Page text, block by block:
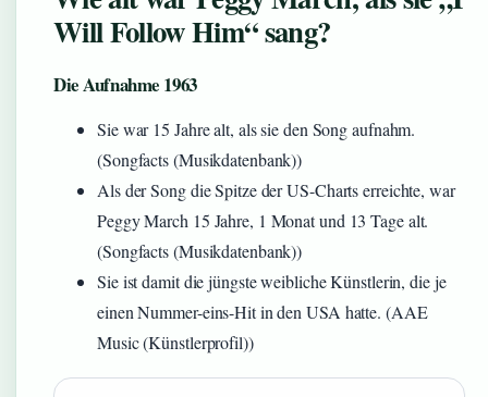
Will Follow Him“ sang?
Die Aufnahme 1963
Sie war 15 Jahre alt, als sie den Song aufnahm.
(Songfacts (Musikdatenbank))
Als der Song die Spitze der US-Charts erreichte, war
Peggy March 15 Jahre, 1 Monat und 13 Tage alt.
(Songfacts (Musikdatenbank))
Sie ist damit die jüngste weibliche Künstlerin, die je
einen Nummer-eins-Hit in den USA hatte. (AAE
Music (Künstlerprofil))